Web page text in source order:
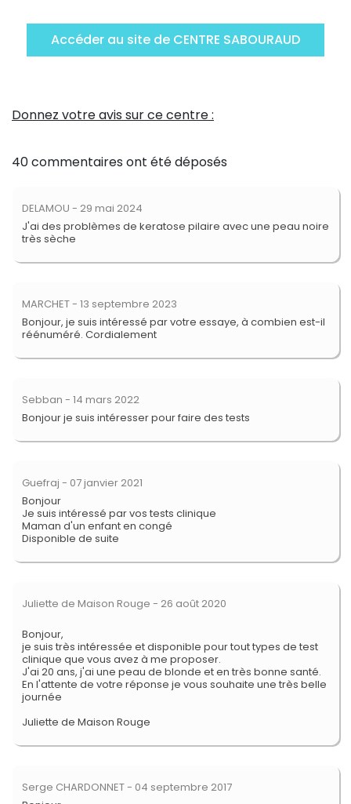
Accéder au site de CENTRE SABOURAUD
Donnez votre avis sur ce centre :
40 commentaires ont été déposés
DELAMOU - 29 mai 2024
J'ai des problèmes de keratose pilaire avec une peau noire
très sèche
MARCHET- 13 septembre 2023
Bonjour, je suis intéressé par votre essaye, à combien est-il
réénuméré. Cordialement
Sebban - 14 mars 2022
Bonjour je suis intéresser pour faire des tests
Guefraj - 07 janvier 2021
Bonjour
Je suis intéressé par vos tests clinique
Maman d'un enfant en congé
Disponible de suite
Juliette de Maison Rouge - 26 août 2020
Bonjour,
je suis très intéressée et disponible pour tout types de test
clinique que vous avez à me proposer.
J'ai 20 ans, j'ai une peau de blonde et en très bonne santé.
En l'attente de votre réponse je vous souhaite une très belle
journée
Juliette de Maison Rouge
Serge CHARDONNET- 04 septembre 2017